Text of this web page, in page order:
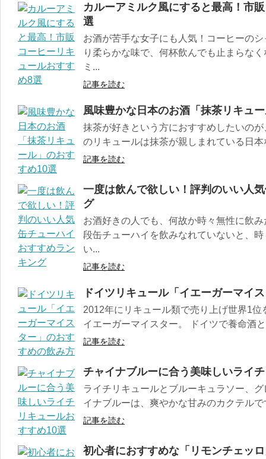
カルーアミルク風にすると最高！市
選
お酒が苦手な女子にも人気！コーヒーの
り柔らかな味で、何杯飲んでも止まらな
ミ...
記事を読む
風味豊かな日本のお酒「抹茶リキュ
抹茶が好きという方におすすめしたいの
のリキュールは抹茶が親しまれている日
記事を読む
一度は飲んで欲しい！評判のいい人
グ
お酒好きの人でも、何故か時々無性に飲
段缶チューハイを飲みなれていないと、
い...
記事を読む
ドイツリキュール「イエーガーマイ
2012年にリキュール類で売り上げ世界1
イエーガーマイスター。 ドイツで養命酒
記事を読む
チャイナブルーに合う美味しいライ
ライチリキュールとブルーキュラソー、
イナブルーは、爽やかな甘みのカクテル
記事を読む
初心者におすすめな「リモンチェッ